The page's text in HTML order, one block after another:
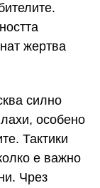
жертва
силно
особено
Тактики
е важно
Чрез